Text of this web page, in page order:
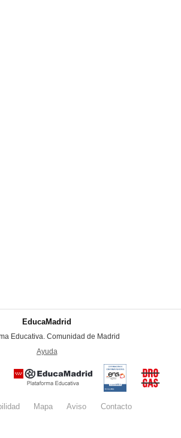
EducaMadrid
Educativa. Comunidad de Madrid
Ayuda
Certificación
conformidad
con el
Nacional de
Seguridad
del
Mapa Aviso legalContacto